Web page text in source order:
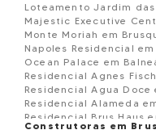
Loteamento Jardim
Majestic Executive
Monte Moriah em
Napoles Residencial em
Ocean Palace em
Residencial Agnes
Residencial Agua Doce
Residencial Alameda
Residencial Brus Haus
Construtoras em